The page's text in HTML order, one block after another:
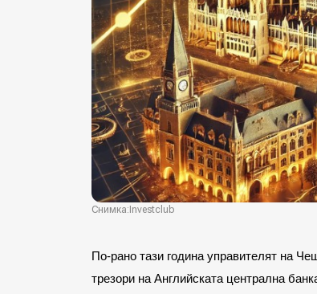
Снимка:Investclub
По-рано тази година управителят на
трезори на Английската централна